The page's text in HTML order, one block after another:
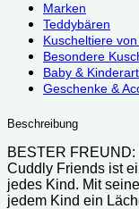
Marken
Teddybären
Kuscheltiere
Besondere
Baby &
Geschenke &
Beschreibung
BESTER
Cuddly Friends ist
jedes Kind. Mit
jedem Kind ein